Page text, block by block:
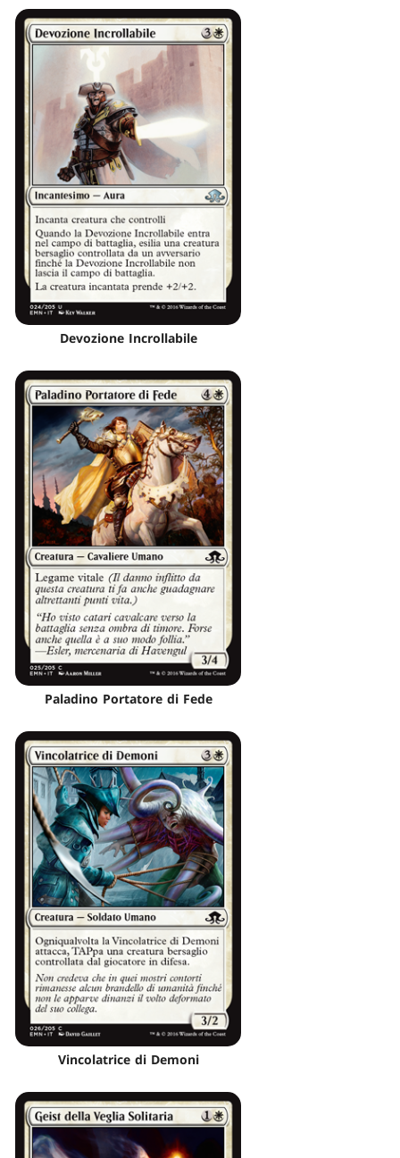
Devozione Incrollabile
Paladino Portatore di Fede
Vincolatrice di Demoni